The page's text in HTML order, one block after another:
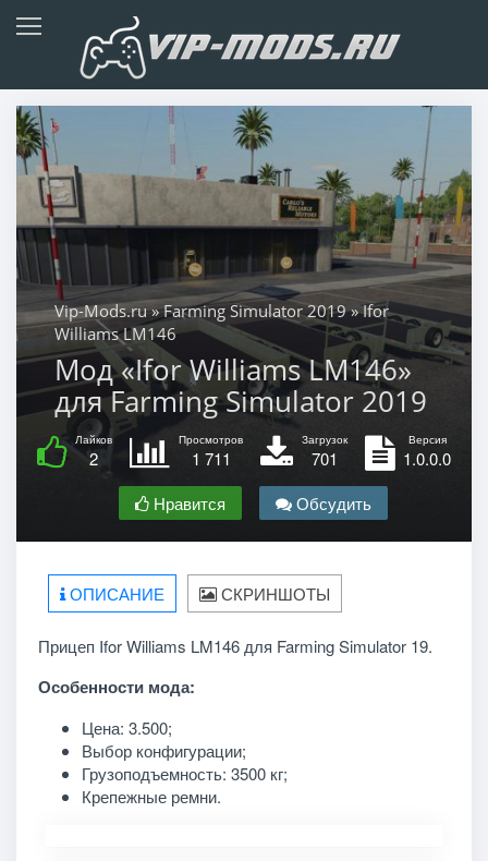
Vip-Mods.ru»Farming Simulator 2019» Ifor
Williams LM146
Мод «Ifor Williams LM146»
для Farming Simulator 2019
Лайков
2
Просмотров
1 711
Загрузок
701
Версия
1.0.0.0
Нравится
Обсудить
ОПИСАНИЕ СКРИНШОТЫ
Прицеп Ifor Williams LM146 для Farming Simulator 19.
Особенности мода:
Цена: 3.500;
Выбор конфигурации;
Грузоподъемность: 3500 кг;
Крепежные ремни.